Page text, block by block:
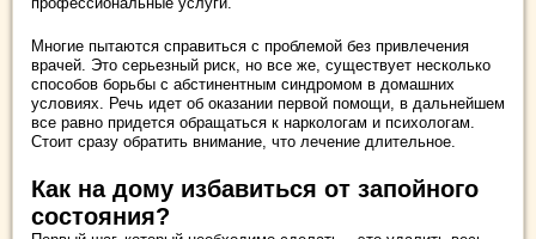
Многие пытаются справиться с проблемой без привлечения
врачей. Это серьезный риск, но все же, существует несколько
способов борьбы с абстинентным синдромом в домашних
условиях. Речь идет об оказании первой помощи, в дальнейшем
все равно придется обращаться к наркологам и психологам.
Стоит сразу обратить внимание, что лечение длительное.
Как на дому избавиться от запойного
состояния?